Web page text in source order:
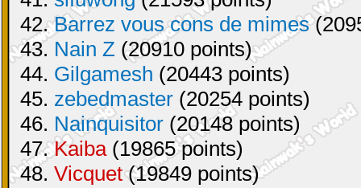
42.Barrez vous cons de mimes
43. Nain Z (20910 points)
44. Gilgamesh (20443 points)
45. zebedmaster (20254 points)
46. Nainquisitor (20148 points)
47.Kaiba(19865 points)
48. Vicquet(19849 points)